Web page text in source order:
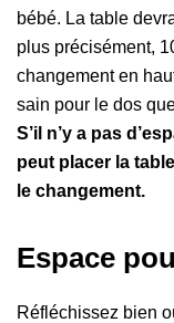
bébé. La table
plus précisément,
changement en
sain pour le dos
S’il n’y a pas
peut placer la
le changement.
Espace
Réfléchissez bien